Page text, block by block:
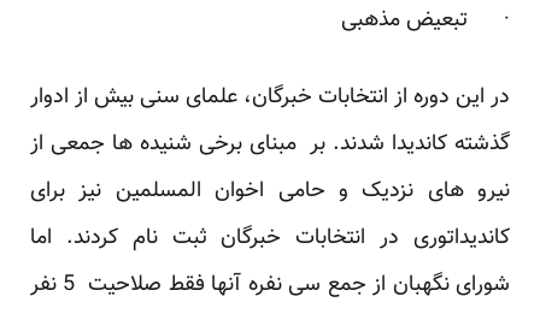
· تبعیض مذهبی
در این دوره از انتخابات خبرگان، علمای سنی بیش از ادوار
گذشته کاندیدا شدند. بر مبنای برخی شنیده ها جمعی از
نیرو های نزدیک و حامی اخوان المسلمین نیز برای
کاندیداتوری در انتخابات خبرگان ثبت نام کردند. اما
شورای نگهبان از جمع سی نفره آنها فقط صلاحیت 5 نفر